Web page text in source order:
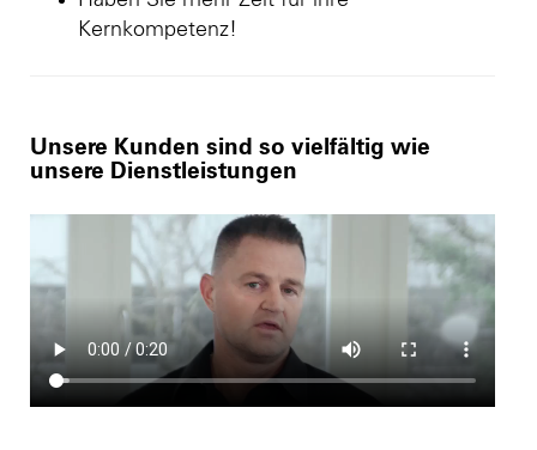
Kernkompetenz!
Unsere Kunden sind so vielfältig wie
unsere Dienstleistungen